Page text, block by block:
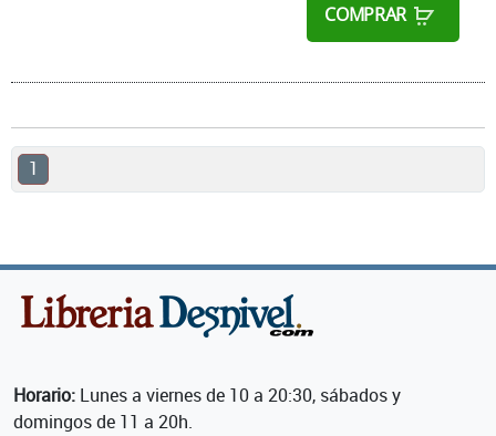
COMPRAR
1
Horario: Lunes a viernes de 10 a 20:30, sábados y
domingos de 11 a 20h.